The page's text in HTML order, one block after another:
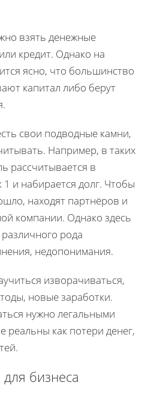
взять денежные
кредит. Однако на
ясно, что большинство
капитал либо берут
свои подводные камни,
Например, в таких
рассчитывается в
и набирается долг. Чтобы
находят партнёров и
компании. Однако здесь
рода
недопонимания.
изворачиваться,
новые заработки.
нужно легальными
реальны как потери денег,
бизнеса